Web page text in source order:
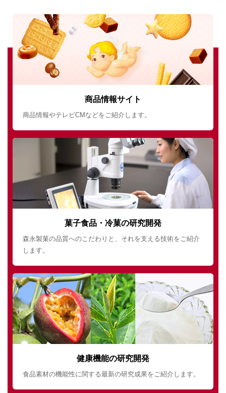
商品情報サイト
商品情報やテレビCMなどをご紹介します。
菓子食品・冷菓の研究開発
森永製菓の品質へのこだわりと、それを支える技術をご紹介
します。
健康機能の研究開発
食品素材の機能性に関する最新の研究成果をご紹介します。